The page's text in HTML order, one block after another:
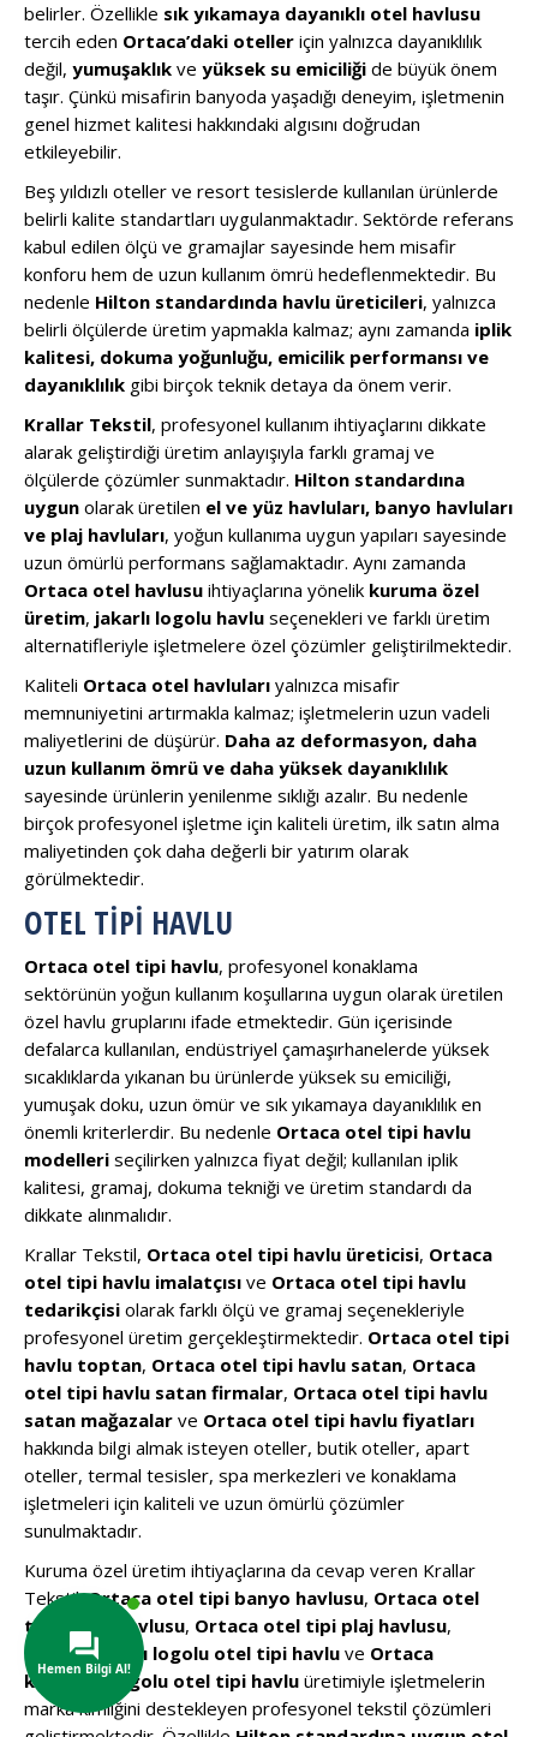
belirler. Özellikle sık yıkamaya dayanıklı otel havlusu
tercih eden Ortaca’daki oteller için yalnızca dayanıklılık
değil, yumuşaklık ve yüksek su emiciliği de büyük önem
taşır. Çünkü misafirin banyoda yaşadığı deneyim, işletmenin
genel hizmet kalitesi hakkındaki algısını doğrudan
etkileyebilir.
Beş yıldızlı oteller ve resort tesislerde kullanılan ürünlerde
belirli kalite standartları uygulanmaktadır. Sektörde referans
kabul edilen ölçü ve gramajlar sayesinde hem misafir
konforu hem de uzun kullanım ömrü hedeflenmektedir. Bu
nedenle Hilton standardında havlu üreticileri, yalnızca
belirli ölçülerde üretim yapmakla kalmaz; aynı zamanda iplik
kalitesi, dokuma yoğunluğu, emicilik performansı ve
dayanıklılık gibi birçok teknik detaya da önem verir.
Krallar Tekstil, profesyonel kullanım ihtiyaçlarını dikkate
alarak geliştirdiği üretim anlayışıyla farklı gramaj ve
ölçülerde çözümler sunmaktadır. Hilton standardına
uygun olarak üretilen el ve yüz havluları, banyo havluları
ve plaj havluları, yoğun kullanıma uygun yapıları sayesinde
uzun ömürlü performans sağlamaktadır. Aynı zamanda
Ortaca otel havlusu ihtiyaçlarına yönelik kuruma özel
üretim, jakarlı logolu havlu seçenekleri ve farklı üretim
alternatifleriyle işletmelere özel çözümler geliştirilmektedir.
Kaliteli Ortaca otel havluları yalnızca misafir
memnuniyetini artırmakla kalmaz; işletmelerin uzun vadeli
maliyetlerini de düşürür. Daha az deformasyon, daha
uzun kullanım ömrü ve daha yüksek dayanıklılık
sayesinde ürünlerin yenilenme sıklığı azalır. Bu nedenle
birçok profesyonel işletme için kaliteli üretim, ilk satın alma
maliyetinden çok daha değerli bir yatırım olarak
görülmektedir.
OTEL TIPI HAVLU
Ortaca otel tipi havlu, profesyonel konaklama
sektörünün yoğun kullanım koşullarına uygun olarak üretilen
özel havlu gruplarını ifade etmektedir. Gün içerisinde
defalarca kullanılan, endüstriyel çamaşırhanelerde yüksek
sıcaklıklarda yıkanan bu ürünlerde yüksek su emiciliği,
yumuşak doku, uzun ömür ve sık yıkamaya dayanıklılık en
önemli kriterlerdir. Bu nedenle Ortaca otel tipi havlu
modelleri seçilirken yalnızca fiyat değil; kullanılan iplik
kalitesi, gramaj, dokuma tekniği ve üretim standardı da
dikkate alınmalıdır.
Krallar Tekstil, Ortaca otel tipi havlu üreticisi, Ortaca
otel tipi havlu imalatçısı ve Ortaca otel tipi havlu
tedarikçisi olarak farklı ölçü ve gramaj seçenekleriyle
profesyonel üretim gerçekleştirmektedir. Ortaca otel tipi
havlu toptan, Ortaca otel tipi havlu satan, Ortaca
otel tipi havlu satan firmalar, Ortaca otel tipi havlu
satan mağazalar ve Ortaca otel tipi havlu fiyatları
hakkında bilgi almak isteyen oteller, butik oteller, apart
oteller, termal tesisler, spa merkezleri ve konaklama
işletmeleri için kaliteli ve uzun ömürlü çözümler
sunulmaktadır.
Kuruma özel üretim ihtiyaçlarına da cevap veren Krallar
Tekstil;Ortaca otel tipi banyo havlusu, Ortaca otel
tipi el yüz havlusu, Ortaca otel tipi plaj havlusu,
Ortaca jakarlı logolu otel tipi havlu ve Ortaca
kurumsal logolu otel tipi havlu üretimiyle işletmelerin
marka kimliğini destekleyen profesyonel tekstil çözümleri